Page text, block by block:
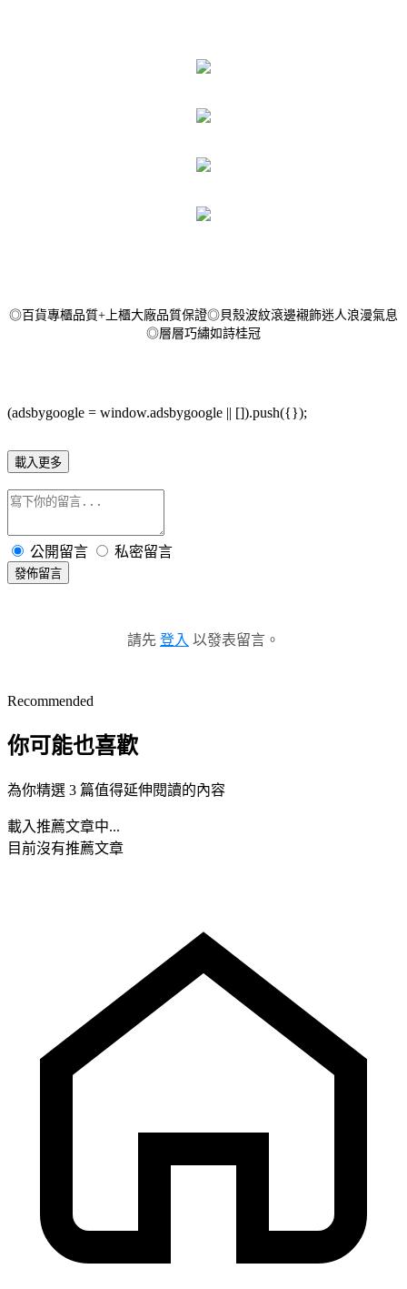
◎百貨專櫃品質+上櫃大廠品質保證◎貝殼波紋滾邊襯飾迷人浪漫氣息
◎層層巧繡如詩桂冠
(adsbygoogle = window.adsbygoogle || []).push({});
載入更多
公開留言 私密留言
發佈留言
請先 登入 以發表留言。
Recommended
你可能也喜歡
為你精選 3 篇值得延伸閱讀的內容
載入推薦文章中...
目前沒有推薦文章